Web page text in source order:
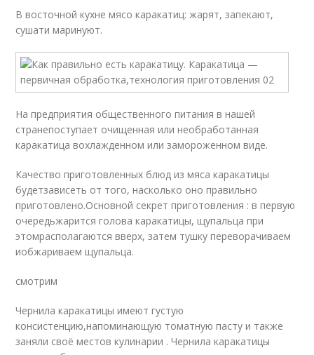
В восточной кухне мясо каракатиц: жарят, запекают,
сушати маринуют.
На предприятия общественного питания в нашей
странепоступает очищенная или необработанная
каракатица вохлажденном или замороженном виде.
Качество приготовленных блюд из мяса каракатицы
будетзависеть от того, насколько оно правильно
приготовлено.Основной секрет приготовления : в первую
очередьжарится голова каракатицы, щупальца при
этомрасполагаются вверх, затем тушку переворачиваем
иобжариваем щупальца.
смотрим
Чернила каракатицы имеют густую
консистенцию,напоминающую томатную пасту и также
заняли своё местов кулинарии . Чернила каракатицы